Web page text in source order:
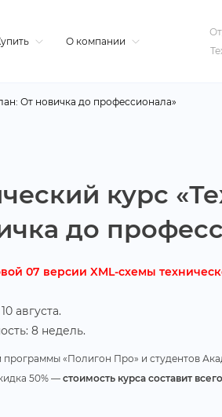
О компании
От новичка до профессионала»
курс
до
07 версии XML-схемы
августа.
8 недель.
программы «Полигон Про» и студентов
50% — стоимость курса составит